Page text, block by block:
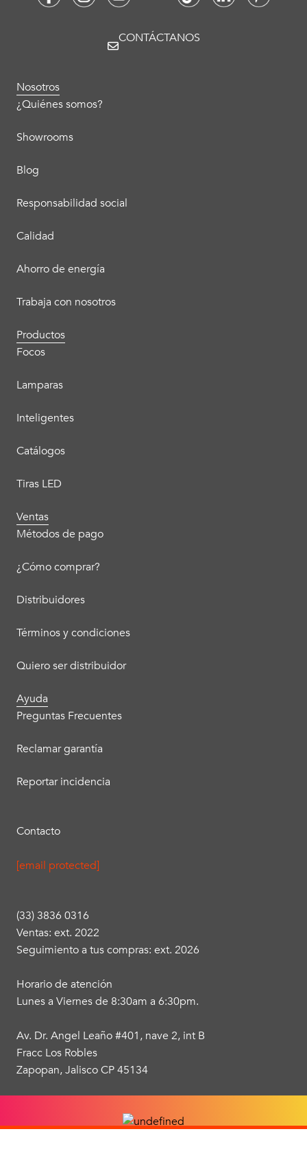
Nosotros
¿Quiénes somos?
Showrooms
Blog
Responsabilidad social
Calidad
Ahorro de energía
Trabaja con nosotros
Productos
Focos
Lamparas
Inteligentes
Catálogos
Tiras LED
Ventas
Métodos de pago
¿Cómo comprar?
Distribuidores
Términos y condiciones
Quiero ser distribuidor
Ayuda
Preguntas Frecuentes
Reclamar garantía
Reportar incidencia
Contacto
[email protected]
(33) 3836 0316
Ventas: ext. 2022
Seguimiento a tus compras: ext. 2026
Horario de atención
Lunes a Viernes de 8:30am a 6:30pm.
Av. Dr. Angel Leaño #401, nave 2, int B
Fracc Los Robles
Zapopan, Jalisco CP 45134
CONTÁCTANOS